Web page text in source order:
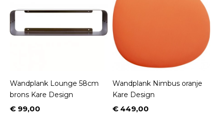
Wandplank Lounge 58cm
brons Kare Design
Prijs
€ 99,00
Wandplank Nimbus oranje
Kare Design
Prijs
€ 449,00